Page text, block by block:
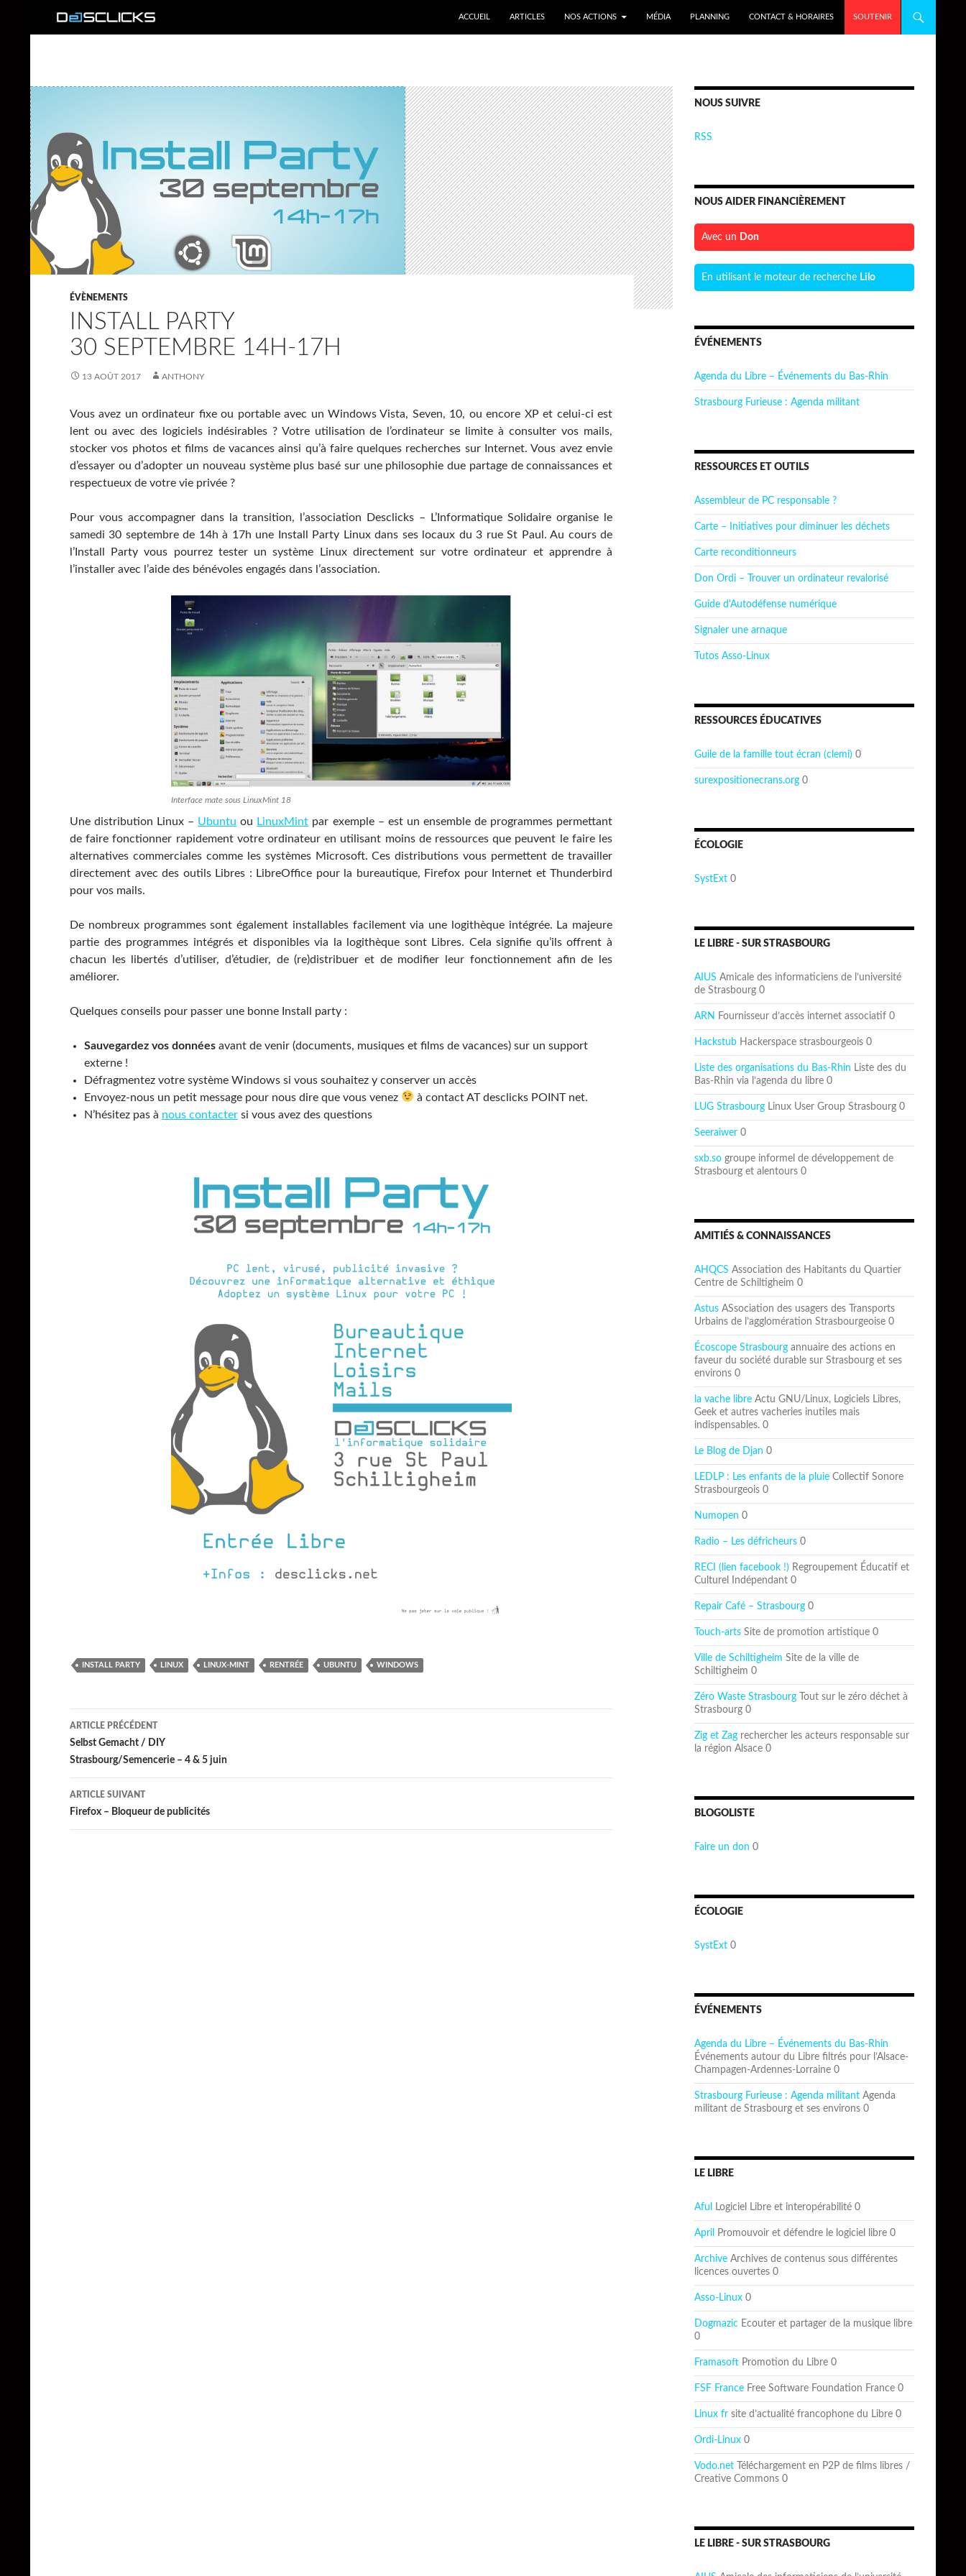
ACCUEIL
ARTICLES NOS ACTIONS MÉDIA PLANNING CONTACT & HORAIRES SOUTENIR
ÉVÈNEMENTS
INSTALL PARTY
30 SEPTEMBRE 14H-17H
13 AOÛT 2017 ANTHONY
Vous avez un ordinateur fixe ou portable avec un Windows Vista, Seven, 10, ou encore XP et celui-ci est
lent ou avec des logiciels indésirables ? Votre utilisation de l’ordinateur se limite à consulter vos mails,
stocker vos photos et films de vacances ainsi qu’à faire quelques recherches sur Internet. Vous avez envie
d’essayer ou d’adopter un nouveau système plus basé sur une philosophie due partage de connaissances et
respectueux de votre vie privée ?
Pour vous accompagner dans la transition, l’association Desclicks – L’Informatique Solidaire organise le
samedi 30 septembre de 14h à 17h une Install Party Linux dans ses locaux du 3 rue St Paul. Au cours de
l’Install Party vous pourrez tester un système Linux directement sur votre ordinateur et apprendre à
l’installer avec l’aide des bénévoles engagés dans l’association.
Interface mate sous LinuxMint 18
Une distribution Linux – Ubuntu ou LinuxMint par exemple – est un ensemble de programmes permettant
de faire fonctionner rapidement votre ordinateur en utilisant moins de ressources que peuvent le faire les
alternatives commerciales comme les systèmes Microsoft. Ces distributions vous permettent de travailler
directement avec des outils Libres : LibreOffice pour la bureautique, Firefox pour Internet et Thunderbird
pour vos mails.
De nombreux programmes sont également installables facilement via une logithèque intégrée. La majeure
partie des programmes intégrés et disponibles via la logithèque sont Libres. Cela signifie qu’ils offrent à
chacun les libertés d’utiliser, d’étudier, de (re)distribuer et de modifier leur fonctionnement afin de les
améliorer.
Quelques conseils pour passer une bonne Install party :
Sauvegardez vos données avant de venir (documents, musiques et films de vacances) sur un support
externe !
Défragmentez votre système Windows si vous souhaitez y conserver un accès
Envoyez-nous un petit message pour nous dire que vous venez
à contact AT desclicks POINT net.
N’hésitez pas à nous contacter si vous avez des questions
INSTALL PARTY LINUX LINUX-MINT RENTRÉE UBUNTU WINDOWS
Navigation
des
articles
ARTICLE PRÉCÉDENT
Selbst Gemacht / DIY
Strasbourg/Semencerie – 4 & 5 juin
ARTICLE SUIVANT
Firefox – Bloqueur de publicités
NOUS SUIVRE
RSS
NOUS AIDER FINANCIÈREMENT
Avec un Don
En utilisant le moteur de recherche Lilo
ÉVÉNEMENTS
Agenda du Libre – Événements du Bas-Rhin
Strasbourg Furieuse : Agenda militant
RESSOURCES ET OUTILS
Assembleur de PC responsable ?
Carte – Initiatives pour diminuer les déchets
Carte reconditionneurs
Don Ordi – Trouver un ordinateur revalorisé
Guide d'Autodéfense numérique
Signaler une arnaque
Tutos Asso-Linux
RESSOURCES ÉDUCATIVES
Guile de la famille tout écran (clemi) 0
surexpositionecrans.org 0
ÉCOLOGIE
SystExt 0
LE LIBRE - SUR STRASBOURG
AIUS Amicale des informaticiens de l’université
de Strasbourg 0
ARN Fournisseur d’accès internet associatif 0
Hackstub Hackerspace strasbourgeois 0
Liste des organisations du Bas-Rhin Liste des du
Bas-Rhin via l’agenda du libre 0
LUG Strasbourg Linux User Group Strasbourg 0
Seeraiwer 0
sxb.so groupe informel de développement de
Strasbourg et alentours 0
AMITIÉS & CONNAISSANCES
AHQCS Association des Habitants du Quartier
Centre de Schiltigheim 0
Astus ASsociation des usagers des Transports
Urbains de l’agglomération Strasbourgeoise 0
Écoscope Strasbourg annuaire des actions en
faveur du société durable sur Strasbourg et ses
environs 0
la vache libre Actu GNU/Linux, Logiciels Libres,
Geek et autres vacheries inutiles mais
indispensables. 0
Le Blog de Djan 0
LEDLP : Les enfants de la pluie Collectif Sonore
Strasbourgeois 0
Numopen 0
Radio – Les défricheurs 0
RECI (lien facebook !) Regroupement Éducatif et
Culturel Indépendant 0
Repair Café – Strasbourg 0
Touch-arts Site de promotion artistique 0
Ville de Schiltigheim Site de la ville de
Schiltigheim 0
Zéro Waste Strasbourg Tout sur le zéro déchet à
Strasbourg 0
Zig et Zag rechercher les acteurs responsable sur
la région Alsace 0
BLOGOLISTE
Faire un don 0
ÉCOLOGIE
SystExt 0
ÉVÉNEMENTS
Agenda du Libre – Événements du Bas-Rhin
Événements autour du Libre filtrés pour l’Alsace-
Champagen-Ardennes-Lorraine 0
Strasbourg Furieuse : Agenda militant Agenda
militant de Strasbourg et ses environs 0
LE LIBRE
Aful Logiciel Libre et interopérabilité 0
April Promouvoir et défendre le logiciel libre 0
Archive Archives de contenus sous différentes
licences ouvertes 0
Asso-Linux 0
Dogmazic Ecouter et partager de la musique libre
0
Framasoft Promotion du Libre 0
FSF France Free Software Foundation France 0
Linux fr site d’actualité francophone du Libre 0
Ordi-Linux 0
Vodo.net Téléchargement en P2P de films libres /
Creative Commons 0
LE LIBRE - SUR STRASBOURG